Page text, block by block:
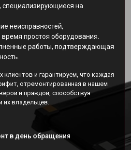
на
неисправностей,
простоя оборудования.
работы, подтверждающая
и гарантируем, что каждая
отремонтированная в нашем
и правдой, способствуя
их владельцев.
в день обращения